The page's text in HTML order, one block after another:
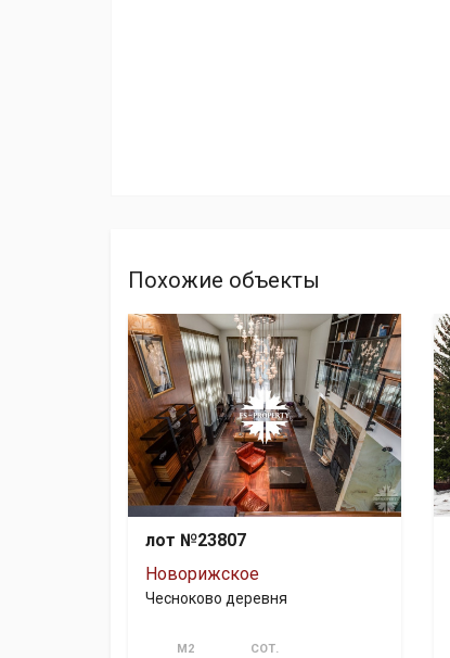
Похожие объекты
лот №23807
Новорижское
Чесноково деревня
М2 СОТ.